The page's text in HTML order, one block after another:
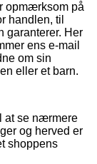
opmærksom på
handlen, til
garanterer. Her
ens e-mail
om sin
eller et barn.
at se nærmere
og herved er
shoppens